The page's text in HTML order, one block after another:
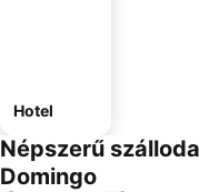
Hotel
Népszerű
Domingo